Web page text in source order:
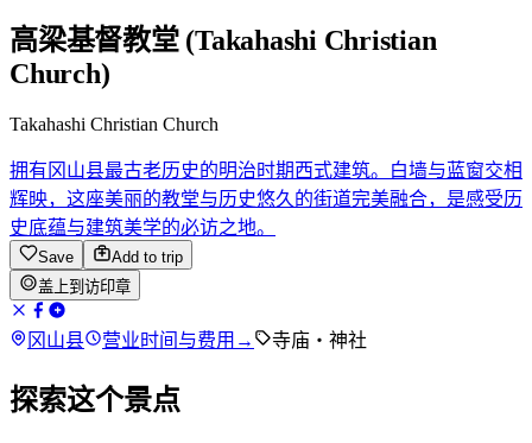
高梁基督教堂 (Takahashi Christian
Church)
Takahashi Christian Church
拥有冈山县最古老历史的明治时期西式建筑。白墙与蓝窗交相
辉映，这座美丽的教堂与历史悠久的街道完美融合，是感受历
史底蕴与建筑美学的必访之地。
Save
Add to trip
盖上到访印章
冈山县 营业时间与费用 → 寺庙・神社
探索这个景点